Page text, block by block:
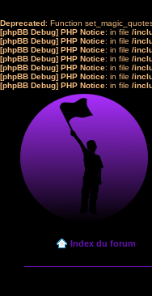
Deprecated: Function
[phpBB Debug] PHP Notice: in file /
[phpBB Debug] PHP Notice: in file /
[phpBB Debug] PHP Notice: in file /
[phpBB Debug] PHP Notice: in file /
[phpBB Debug] PHP Notice: in file /
[phpBB Debug] PHP Notice: in file /
[phpBB Debug] PHP Notice: in file /
Index du forum